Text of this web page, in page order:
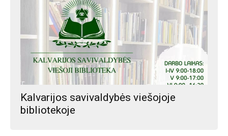
Kalvarijos savivaldybės viešojoje
bibliotekoje